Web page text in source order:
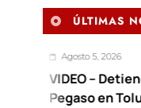
ÚLTIMAS
Detienen a 17 en
Toluca